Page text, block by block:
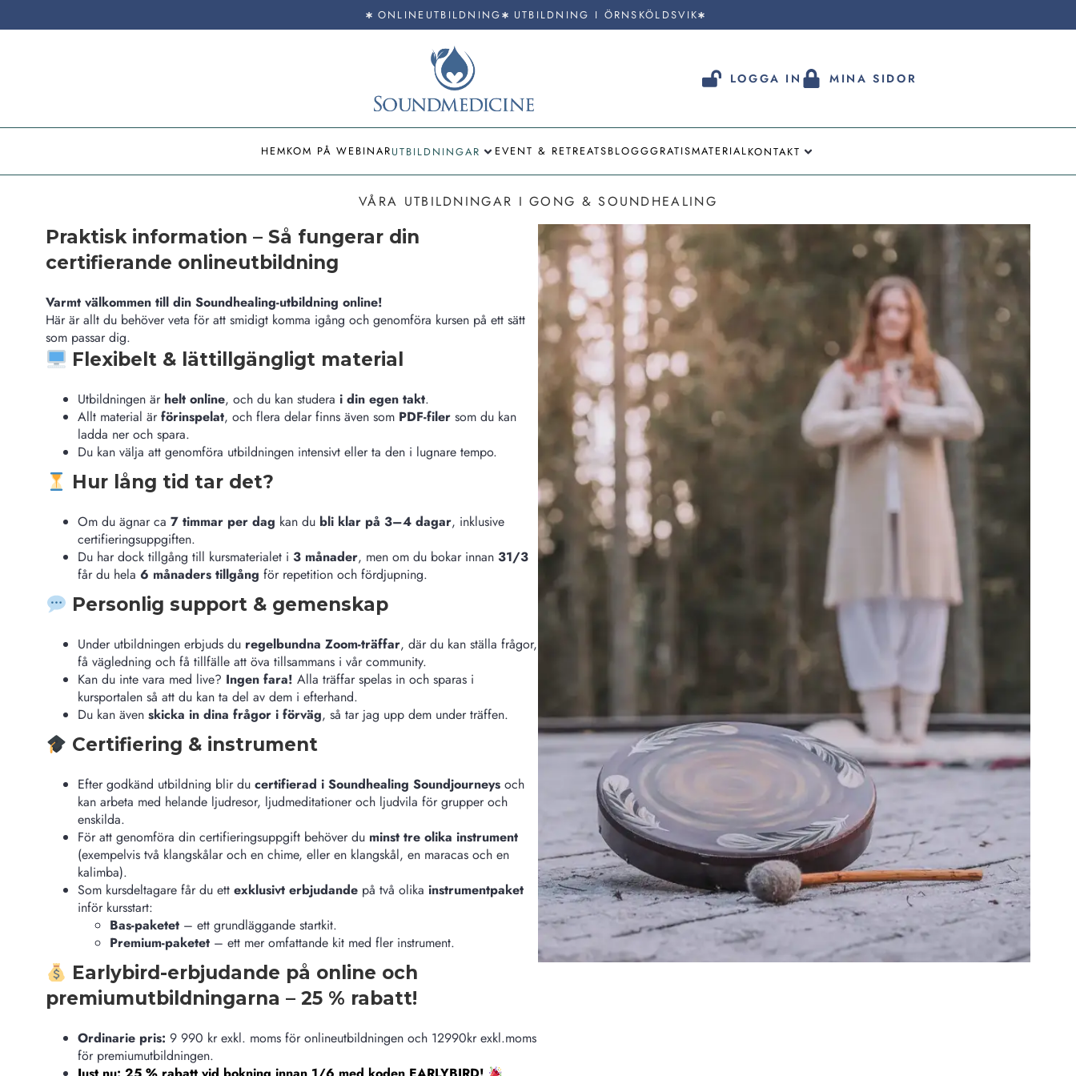
ONLINEUTBILDNING UTBILDNING I ÖRNSKÖLDSVIK
LOGGA IN MINA SIDOR
HEMKOM PÅ WEBINARUTBILDNINGAR EVENT & RETREATSBLOGGGRATISMATERIALKONTAKT
VÅRA UTBILDNINGAR I GONG & SOUNDHEALING
Praktisk information – Så fungerar din
certifierande onlineutbildning
Varmt välkommen till din Soundhealing-utbildning online!
Här är allt du behöver veta för att smidigt komma igång och genomföra kursen på ett sätt
som passar dig.
Flexibelt & lättillgängligt material
Utbildningen är helt online, och du kan studera i din egen takt.
Allt material ärförinspelat, och flera delar finns även som PDF-filer som du kan
ladda ner och spara.
Du kan välja att genomföra utbildningen intensivt eller ta den i lugnare tempo.
Hur lång tid tar det?
Om du ägnar ca 7 timmar per dag kan du bli klar på 3–4 dagar, inklusive
certifieringsuppgiften.
Du har dock tillgång till kursmaterialet i 3 månader, men om du bokar innan 31/3
får du hela 6 månaders tillgång för repetition och fördjupning.
Personlig support & gemenskap
Under utbildningen erbjuds du regelbundna Zoom-träffar, där du kan ställa frågor,
få vägledning och få tillfälle att öva tillsammans i vår community.
Kan du inte vara med live? Ingen fara! Alla träffar spelas in och sparas i
kursportalen så att du kan ta del av dem i efterhand.
Du kan även skicka in dina frågor i förväg, så tar jag upp dem under träffen.
Certifiering & instrument
Efter godkänd utbildning blir du certifierad i Soundhealing Soundjourneys och
kan arbeta med helande ljudresor, ljudmeditationer och ljudvila för grupper och
enskilda.
För att genomföra din certifieringsuppgift behöver du minst tre olika instrument
(exempelvis två klangskålar och en chime, eller en klangskål, en maracas och en
kalimba).
Som kursdeltagare får du ett exklusivt erbjudande på två olika instrumentpaket
inför kursstart:
Bas-paketet – ett grundläggande startkit.
Premium-paketet – ett mer omfattande kit med fler instrument.
Earlybird-erbjudande på online och
premiumutbildningarna – 25 % rabatt!
Ordinarie pris: 9 990 kr exkl. moms för onlineutbildningen och 12990kr exkl.moms
för premiumutbildningen.